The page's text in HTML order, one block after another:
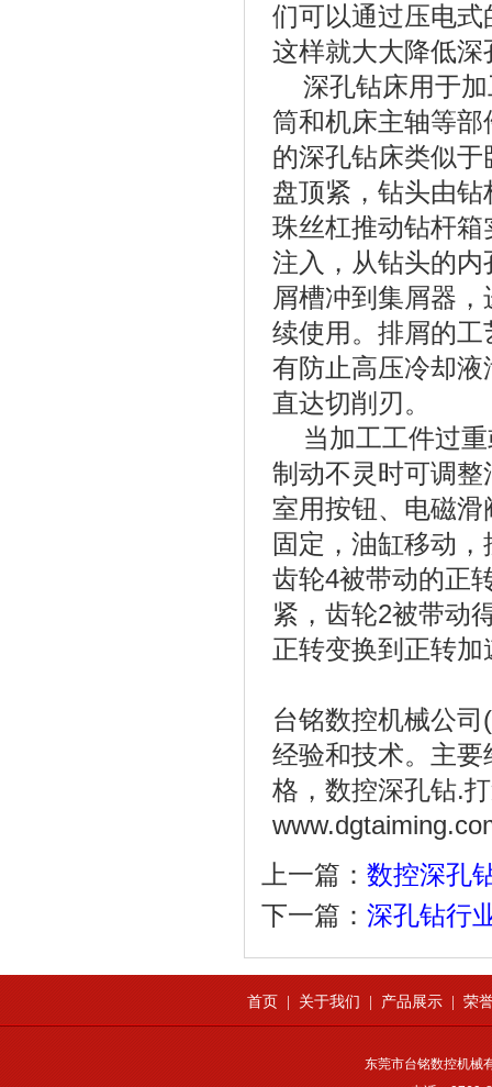
们可以通过压电
这样就大大降低
深孔钻床用于加
筒和机床主轴等
的深孔钻床类似
盘顶紧，钻头由
珠丝杠推动钻杆
注入，从钻头的
屑槽冲到集屑器
续使用。排屑的
有防止高压冷却
直达切削刃。
当加工工件过重
制动不灵时可调
室用按钮、电磁
固定，油缸移动
齿轮4被带动的正
紧，齿轮2被带动
正转变换到正转
台铭数控机械公
经验和技术。主要
格，数控深孔钻.
上一篇： 数控深孔
下一篇： 深孔钻行
首页 关于我们 产品展示| 荣
东莞市台铭数控机械